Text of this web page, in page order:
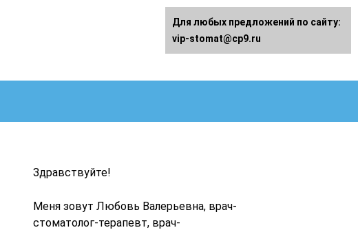
Здравствуйте!
Меня зовут Любовь Валерьевна, врач-
стоматолог-терапевт, врач-
Для любых предложений по сайту:
vip-stomat@cp9.ru